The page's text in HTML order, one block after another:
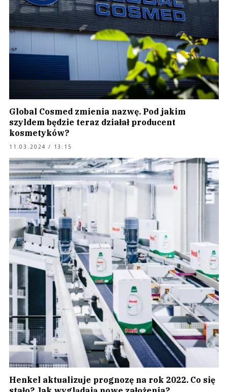
Global Cosmed zmienia nazwę. Pod jakim
szyldem będzie teraz działał producent
kosmetyków?
11.03.2024 / 13:15
Henkel aktualizuje prognozę na rok 2022. Co się